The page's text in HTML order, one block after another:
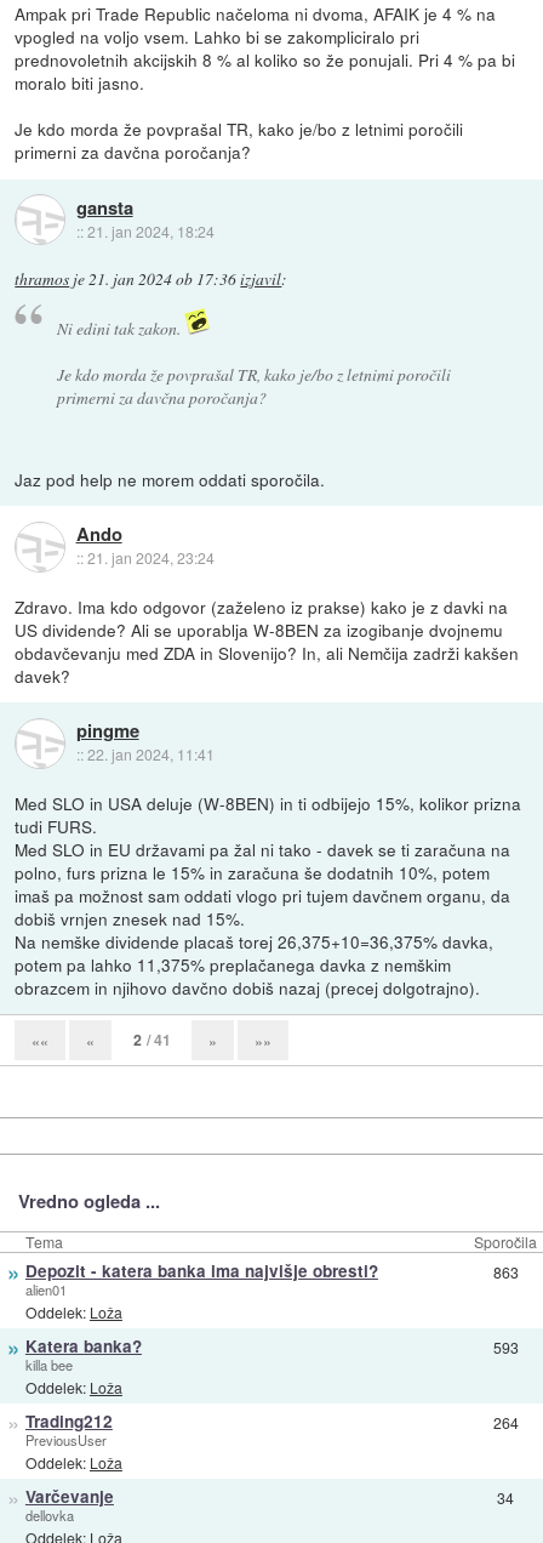
Ampak pri Trade Republic načeloma ni dvoma, AFAIK je 4 % na
vpogled na voljo vsem. Lahko bi se zakompliciralo pri
prednovoletnih akcijskih 8 % al koliko so že ponujali. Pri 4 % pa bi
moralo biti jasno.
Je kdo morda že povprašal TR, kako je/bo z letnimi poročili
primerni za davčna poročanja?
gansta
::21. jan 2024, 18:24
thramos je21. jan 2024 ob 17:36izjavil:
Ni edini tak zakon.
Je kdo morda že povprašal TR, kako je/bo z letnimi poročili
primerni za davčna poročanja?
Jaz pod help ne morem oddati sporočila.
Ando
::21. jan 2024, 23:24
Zdravo. Ima kdo odgovor (zaželeno iz prakse) kako je z davki na
US dividende? Ali se uporablja W-8BEN za izogibanje dvojnemu
obdavčevanju med ZDA in Slovenijo? In, ali Nemčija zadrži kakšen
davek?
pingme
::22. jan 2024, 11:41
Med SLO in USA deluje (W-8BEN) in ti odbijejo 15%, kolikor prizna
tudi FURS.
Med SLO in EU državami pa žal ni tako - davek se ti zaračuna na
polno, furs prizna le 15% in zaračuna še dodatnih 10%, potem
imaš pa možnost sam oddati vlogo pri tujem davčnem organu, da
dobiš vrnjen znesek nad 15%.
Na nemške dividende placaš torej 26,375+10=36,375% davka,
potem pa lahko 11,375% preplačanega davka z nemškim
obrazcem in njihovo davčno dobiš nazaj (precej dolgotrajno).
«« « 2 / 41 » »»
Vredno ogleda ...
Tema Sporočila
» Depozit - katera banka ima najvišje obresti?
alien01
Oddelek: Loža
863
» Katera banka?
killa bee
Oddelek: Loža
593
» Trading212
PreviousUser
Oddelek: Loža
264
» Varčevanje
dellovka
Oddelek: Loža
34